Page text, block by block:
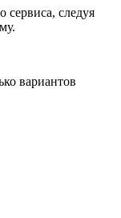
сервиса, следуя
вариантов